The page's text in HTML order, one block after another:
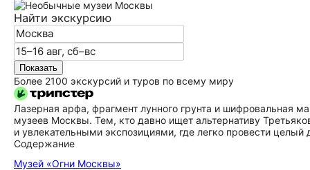
Найти экскурсию
Показать
Более 2100 экскурсий и туров по всему миру
Лазерная арфа, фрагмент лунного грунта и
музеев Москвы. Тем, кто давно ищет альтернативу
и увлекательными экспозициями, где легко провести целый
Содержание
Музей «Огни Москвы»